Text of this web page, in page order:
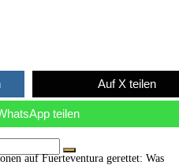
Auf X teilen
teilen
auf Fuerteventura gerettet: Was